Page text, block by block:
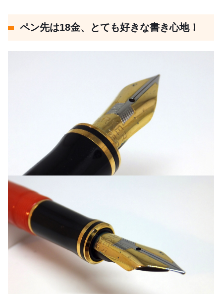
ペン先は18金、とても好きな書き心地！